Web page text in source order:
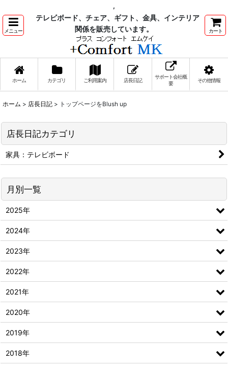
,
メニュー
テレビボード、チェア、ギフト、金具、インテリア
関係を販売しています。
カート
ホーム カテゴリ ご利用案内 店長日記
サポート会社概
要
その他情報
ホーム > 店長日記 > トップページをBlush up
店長日記カテゴリ
家具：テレビボード
月別一覧
2025年
2024年
2023年
2022年
2021年
2020年
2019年
2018年